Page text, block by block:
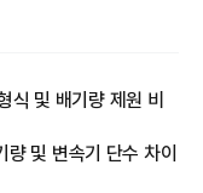
및 배기량 제원 비
및 변속기 단수 차이